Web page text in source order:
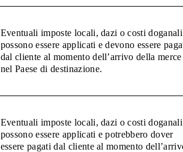
Eventuali imposte locali, dazi o costi doganali
possono essere applicati e devono essere
dal cliente al momento dell’arrivo della merce
nel Paese di destinazione.
Eventuali imposte locali, dazi o costi doganali
possono essere applicati e potrebbero dover
essere pagati dal cliente al momento